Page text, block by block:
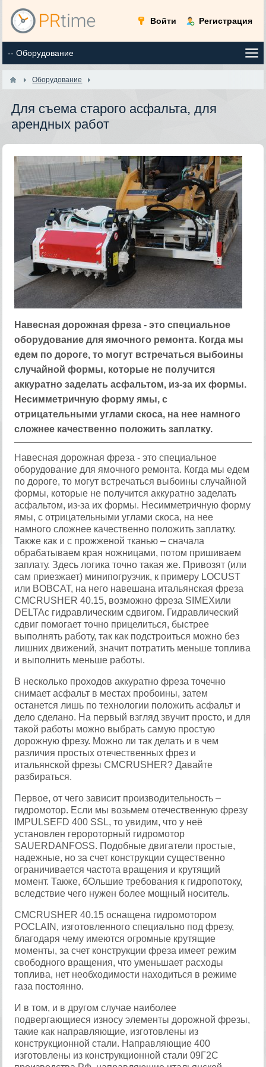
Войти Регистрация
Оборудование
Для съема старого асфальта, для
арендных работ
Навесная дорожная фреза - это специальное
оборудование для ямочного ремонта. Когда мы
едем по дороге, то могут встречаться выбоины
случайной формы, которые не получится
аккуратно заделать асфальтом, из-за их формы.
Несимметричную форму ямы, с
отрицательными углами скоса, на нее намного
сложнее качественно положить заплатку.
Навесная дорожная фреза - это специальное
оборудование для ямочного ремонта. Когда мы едем
по дороге, то могут встречаться выбоины случайной
формы, которые не получится аккуратно заделать
асфальтом, из-за их формы. Несимметричную форму
ямы, с отрицательными углами скоса, на нее
намного сложнее качественно положить заплатку.
Также как и с прожженой тканью – сначала
обрабатываем края ножницами, потом пришиваем
заплату. Здесь логика точно такая же. Привозят (или
сам приезжает) минипогрузчик, к примеру LOCUST
или BOBCAT, на него навешана итальянская фреза
CMCRUSHER 40.15, возможно фреза SIMEXили
DELTAс гидравлическим сдвигом. Гидравлический
сдвиг помогает точно прицелиться, быстрее
выполнять работу, так как подстроиться можно без
лишних движений, значит потратить меньше топлива
и выполнить меньше работы.
В несколько проходов аккуратно фреза точечно
снимает асфальт в местах пробоины, затем
останется лишь по технологии положить асфальт и
дело сделано. На первый взгляд звучит просто, и для
такой работы можно выбрать самую простую
дорожную фрезу. Можно ли так делать и в чем
различия простых отечественных фрез и
итальянской фрезы CMCRUSHER? Давайте
разбираться.
Первое, от чего зависит производительность –
гидромотор. Если мы возьмем отечественную фрезу
IMPULSEFD 400 SSL, то увидим, что у неё
установлен геророторный гидромотор
SAUERDANFOSS. Подобные двигатели простые,
надежные, но за счет конструкции существенно
ограничивается частота вращения и крутящий
момент. Также, бОльшие требования к гидропотоку,
вследствие чего нужен более мощный носитель.
CMCRUSHER 40.15 оснащена гидромотором
POCLAIN, изготовленного специально под фрезу,
благодаря чему имеются огромные крутящие
моменты, за счет конструкции фреза имеет режим
свободного вращения, что уменьшает расходы
топлива, нет необходимости находиться в режиме
газа постоянно.
И в том, и в другом случае наиболее
подвергающиеся износу элементы дорожной фрезы,
такие как направляющие, изготовлены из
конструкционной стали. Направляющие 400
изготовлены из конструкционной стали 09Г2С